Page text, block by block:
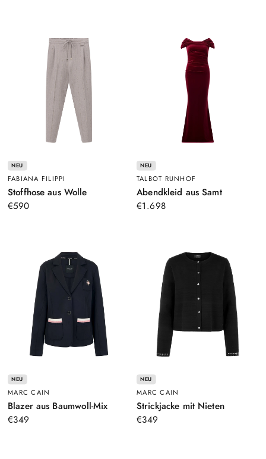
NEU
FABIANA FILIPPI
Stoffhose aus Wolle–
€590
NEU
TALBOT RUNHOF
Abendkleid aus Samt–
€1.698
NEU
MARC CAIN
Blazer aus Baumwoll-Mix–
Schwarz
€349
NEU
MARC CAIN
Strickjacke mit Nieten–
€349